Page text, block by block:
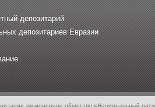
депозитарий
депозитариев Евразии
акционерное общество «Национальный